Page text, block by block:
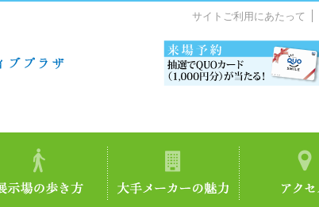
サイトご利用にあたって